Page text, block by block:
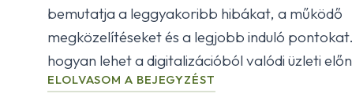
bemutatja a leggyakoribb hibákat, a működő
megközelítéseket és a legjobb induló
hogyan lehet a digitalizációból valódi üzleti
ELOLVASOM A BEJEGYZÉST